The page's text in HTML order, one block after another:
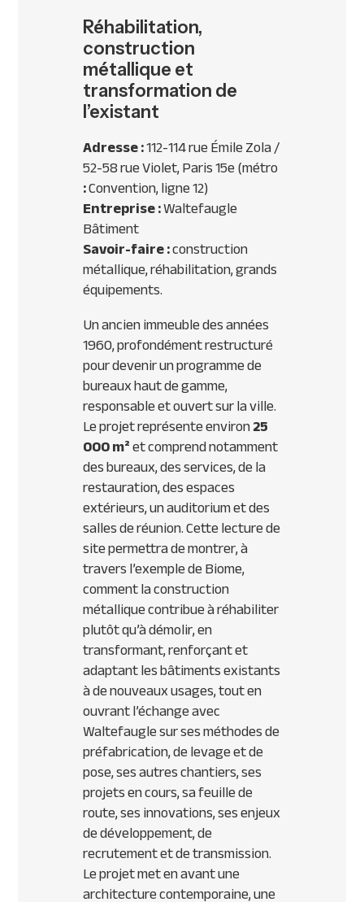
Réhabilitation,
construction
métallique et
transformation de
l’existant
Adresse :112-114 rue Émile Zola /
52-58 rue Violet, Paris 15e (métro
:Convention, ligne 12)
Entreprise :Waltefaugle
Bâtiment
Savoir-faire :construction
métallique, réhabilitation, grands
équipements.
Un ancien immeuble des années
1960, profondément restructuré
pour devenir un programme de
bureaux haut de gamme,
responsable et ouvert sur la ville.
Le projet représente environ25
000 m²et comprend notamment
des bureaux, des services, de la
restauration, des espaces
extérieurs, un auditorium et des
salles de réunion. Cette lecture de
site permettra de montrer, à
travers l’exemple de Biome,
comment la construction
métallique contribue à réhabiliter
plutôt qu’à démolir, en
transformant, renforçant et
adaptant les bâtiments existants
à de nouveaux usages, tout en
ouvrant l’échange avec
Waltefaugle sur ses méthodes de
préfabrication, de levage et de
pose, ses autres chantiers, ses
projets en cours, sa feuille de
route, ses innovations, ses enjeux
de développement, de
recrutement et de transmission.
Le projet met en avant une
architecture contemporaine, une